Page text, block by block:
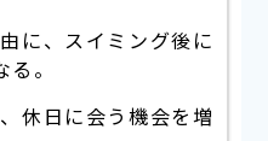
に、スイミング後に
。
休日に会う機会を増